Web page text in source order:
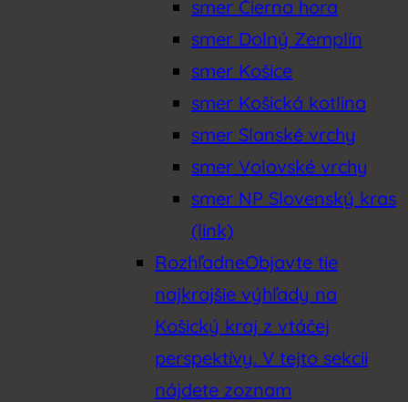
smer Čierna hora
smer Dolný Zemplín
smer Košice
smer Košická kotlina
smer Slanské vrchy
smer Volovské vrchy
smer NP Slovenský kras
(link)
RozhľadneObjavte tie
najkrajšie výhľady na
Košický kraj z vtáčej
perspektívy. V tejto sekcii
nájdete zoznam